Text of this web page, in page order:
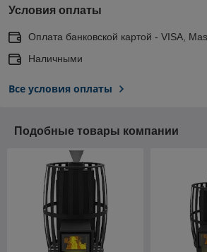
Условия оплаты
Оплата банковской картой - VISA,
Наличными
Все условия оплаты
Подобные товары компании